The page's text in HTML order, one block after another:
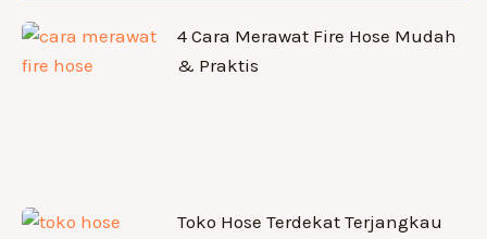
4 Cara Merawat Fire Hose Mudah
& Praktis
Toko Hose Terdekat Terjangkau